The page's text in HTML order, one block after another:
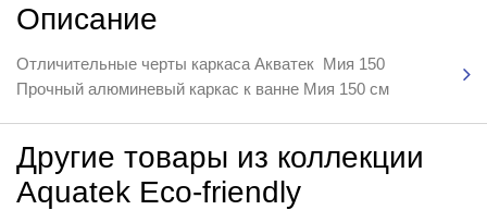
Описание
Отличительные черты каркаса Акватек Мия 150
Прочный алюминевый каркас к ванне Мия 150 см
Другие товары из коллекции
Aquatek Eco-friendly